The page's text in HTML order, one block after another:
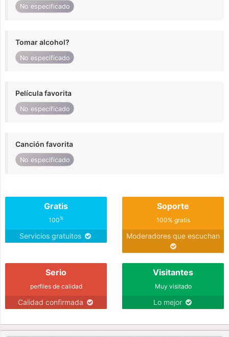
No especificado
Tomar alcohol?
No especificado
Película favorita
No especificado
Canción favorita
No especificado
Gratis
100%
Servicios gratuitos
Soporte
100% gratis
Moderadores que escuchan
Serio
perfiles de calidad
Calidad confirmada
Visitantes
Muy visitado
Lo mejor